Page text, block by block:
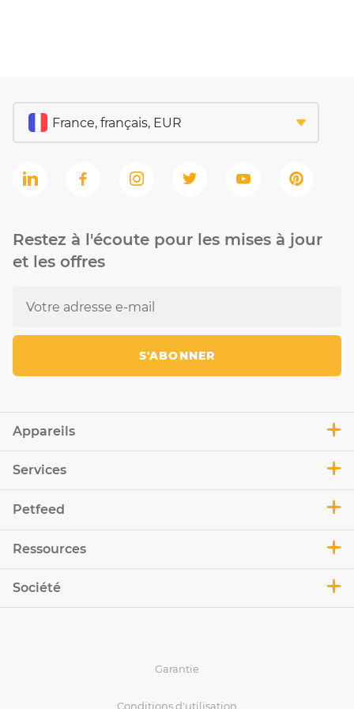
Appareils
Services
Petfeed
Ressources
Société
Restez à l'écoute pour les mises à jour
et les offres
S'ABONNER
Garantie
Conditions d'utilisation